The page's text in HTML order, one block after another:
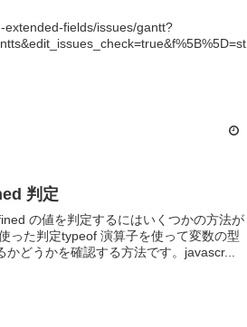
fields/issues/gantt?
判定
の値を判定するにはいくつかの方法が
った判定typeof 演算子を使って変数の型
かどうかを確認する方法です。javascr...